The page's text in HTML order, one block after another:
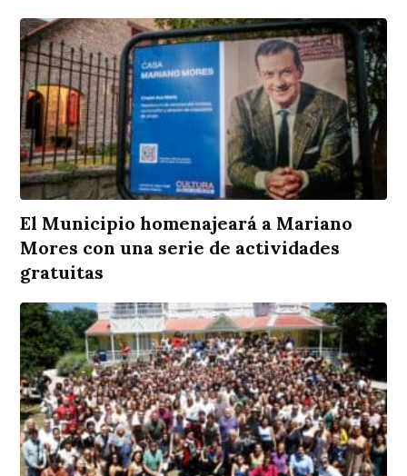
El Municipio homenajeará a Mariano
Mores con una serie de actividades
gratuitas